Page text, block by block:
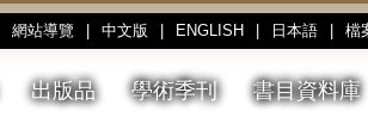
網站導覽 中文版 ENGLISH 日本語 檔
出版品 學術季刊 書目資料庫